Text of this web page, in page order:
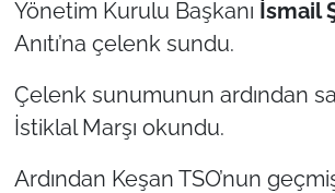
Yönetim Kurulu Başkanı İsmail
Anıtı’na çelenk sundu.
Çelenk sunumunun ardından
İstiklal Marşı okundu.
Ardından Keşan TSO’nun